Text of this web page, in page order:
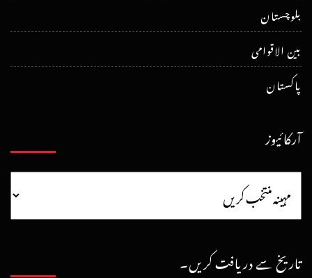
بلوچستان
بین الاقوامی
پاکستان
آرکائیوز
تاریخ سے دریافت کریں۔